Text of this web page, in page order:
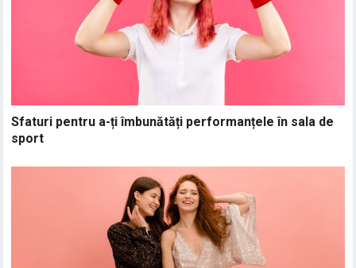
Sfaturi pentru a-ți îmbunătăți performanțele în sala de
sport